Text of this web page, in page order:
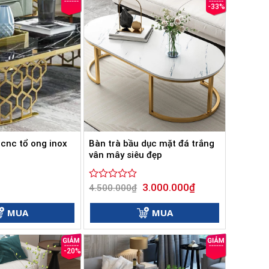
tổ ong inox
MUA
-33%
Bàn trà bầu dục mặt đá trắng
vân mây siêu đẹp
Được
5
sao
4.500.000₫ Giá
gốc
là:
4.500.000₫.
3.000.000₫Giá
hiện
tại
MUA
-20%